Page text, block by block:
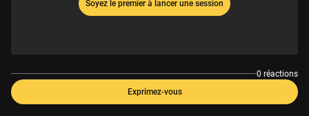
Soyez le premier à lancer une session
0 réactions
Exprimez-vous